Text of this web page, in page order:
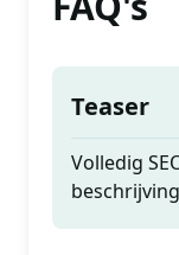
Teaser
Volledig